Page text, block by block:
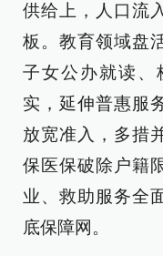
供给上，人口流
板。教育领域盘
子女公办就读、
实，延伸普惠服
放宽准入，多措
保医保破除户籍
业、救助服务全
底保障网。